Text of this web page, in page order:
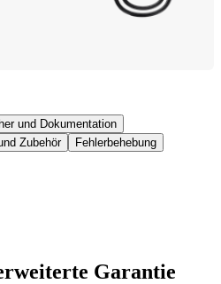
und Dokumentation
Zubehör Fehlerbehebung
Garantie